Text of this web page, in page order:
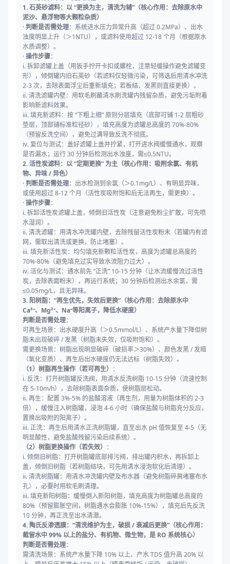
1. 石英砂滤料：以 “更换为主，清洗为辅”（核心作用：去除原水中
泥沙、悬浮物等大颗粒杂质）
·判断是否需处理：系统进水压力异常升高（超过 0.2MPa）、出水
浊度明显上升（＞1NTU），或滤料使用超过 12-18 个月（根据原水
水质调整）。
·操作步骤：
i. 拆卸滤罐上盖（用扳手拧开卡扣或螺栓，注意轻缓操作避免滤罐变
形），倾倒罐内旧石英砂（若滤料仅轻微污染，可筛选后用清水冲洗
2-3 次，去除表面浮尘后重新填充；若板结、发黑则直接更换）。
ii. 清洗滤罐内壁：用软毛刷蘸清水刷洗罐内残留杂质，避免污垢附着
影响新滤料效果。
iii. 填充新滤料：按 “下粗上细” 原则分层填充（底部可铺 1-2 层粗砂
垫层，顶部铺标准粒径砂），填充高度为滤罐总高度的 70%-80%
（预留反洗空间），避免过满导致反洗不彻底。
iv. 复位与测试：盖好滤罐上盖并拧紧，打开进水阀缓慢通水，观察
是否漏水；运行 30 分钟后检测出水浊度，需≤0.5NTU。
2. 活性炭滤料：以 “定期更换” 为主（核心作用：吸附余氯、有机
物、异味 / 异色）
·判断是否需处理：出水检测到余氯（＞0.1mg/L）、有明显异味，
或使用超过 8-12 个月（活性炭吸附饱和后无法再生，需更换）。
·操作步骤：
i. 拆卸活性炭滤罐上盖，倾倒旧活性炭（注意避免粉尘扩散，可先喷
水湿润）。
ii. 清洗滤罐：用清水冲洗罐内壁，去除残留活性炭粉末（若罐内有滤
网，需取出清洗或更换，防止堵塞）。
iii. 填充新活性炭：均匀填充新颗粒活性炭，高度为滤罐总高度的
70%-80%（避免填充过实导致水流阻力过大）。
iv. 活化与测试：通水前先 “正洗” 10-15 分钟（让水流缓慢流过活性
炭，去除表面粉末），再运行系统；30 分钟后检测出水余氯，需
≤0.05mg/L，且无异味。
3. 阳树脂：“再生优先，失效后更换”（核心作用：去除原水中
Ca²⁺、Mg²⁺、Na⁺等阳离子，降低水硬度）
判断是否需处理：
可再生场景：出水硬度升高（＞0.5mmol/L）、系统产水量下降但树
脂未出现破碎 / 发黑（树脂未失效，仅吸附饱和）。
需更换场景：树脂出现明显破碎（破损率＞30%）、颜色发黑 / 发暗
（氧化变质）、再生后出水硬度仍无法达标（树脂失效）。
（1）树脂再生操作（若可再生） ：
i. 反洗：打开树脂罐反洗阀，用清水反洗树脂 10-15 分钟（流速控制
在 5-10m/h），去除树脂表面杂质，使树脂层松动。
ii. 再生：配置 3%-5% 的盐酸溶液（再生剂，用量为树脂体积的 2-3
倍），缓慢注入树脂罐，浸泡 4-6 小时（确保盐酸与树脂充分反应，
置换出吸附的阳离子）。
iii. 正洗：再生后用清水正洗树脂罐，直至出水 pH 值恢复至 4-5（无
明显酸性，避免盐酸残留污染后续系统）。
（2）树脂更换操作（若失效） ：
i. 倾倒旧树脂：打开树脂罐底部排污阀，排出罐内积水，再拆卸上
盖，倾倒旧树脂（若树脂结块，可先用清水浸泡软化后清理）。
ii. 清洗树脂罐：用清水冲洗罐内壁及布水器（避免树脂碎屑堵塞布水
孔），必要时用软毛刷清理。
iii. 填充新阳树脂：缓慢倒入新阳树脂，填充高度为树脂罐总高度的
80%（预留膨胀空间，树脂遇水会膨胀 10%-15%），填充后先反洗
10 分钟，再正洗至出水清澈。
4. 陶氏反渗透膜：“清洗维护为主，破损 / 衰减后更换”（核心作用：
截留水中 99% 以上的盐分、有机物、微生物，是 RO 系统核心）
判断是否需处理：
需清洗场景：系统产水量下降 10% 以上、产水 TDS 值升高 20% 以